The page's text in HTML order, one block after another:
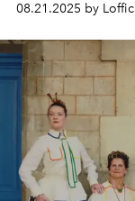
08.21.2025 by